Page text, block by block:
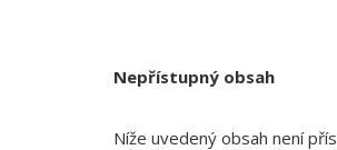
Nepřístupný obsah
Níže uvedený obsah není